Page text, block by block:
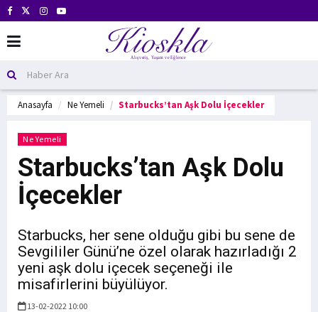
Anasayfa Ne Yemeli Starbucks’tan Aşk Dolu İçecekler
Ne Yemeli
Starbucks’tan Aşk Dolu
İçecekler
Starbucks, her sene olduğu gibi bu sene de
Sevgililer Günü’ne özel olarak hazırladığı 2
yeni aşk dolu içecek seçeneği ile
misafirlerini büyülüyor.
13-02-2022 10:00